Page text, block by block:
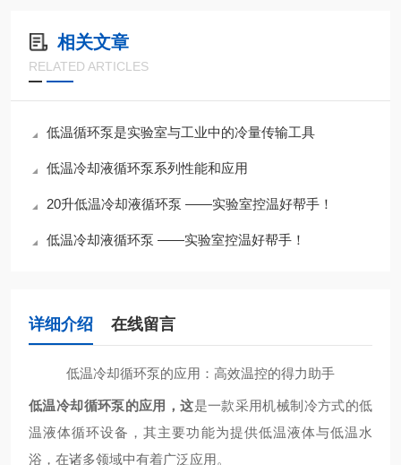
相关文章
RELATED ARTICLES
低温循环泵是实验室与工业中的冷量传输工具
低温冷却液循环泵系列性能和应用
20升低温冷却液循环泵 ——实验室控温好帮手！
​低温冷却液循环泵 ——实验室控温好帮手！
详细介绍 在线留言
低温冷却循环泵的应用：高效温控的得力助手
低温冷却循环泵的应用，这是一款采用机械制冷方式的低
温液体循环设备，其主要功能为提供低温液体与低温水
浴，在诸多领域中有着广泛应用。